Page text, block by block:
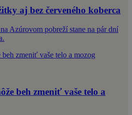
aj bez červeného koberca
Azúrovom pobreží stane na pár dní
beh zmeniť vaše telo a